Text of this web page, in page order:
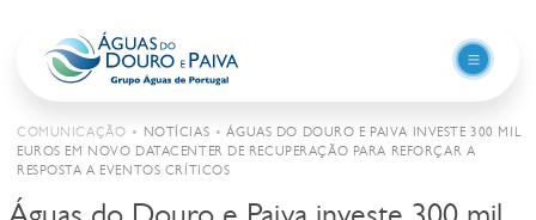
Saltar para o conteúdo
Comunicação
COMUNICAÇÃO • NOTÍCIAS • ÁGUAS DO DOURO E PAIVA INVESTE 300 MIL
EUROS EM NOVO DATACENTER DE RECUPERAÇÃO PARA REFORÇAR A
RESPOSTA A EVENTOS CRÍTICOS